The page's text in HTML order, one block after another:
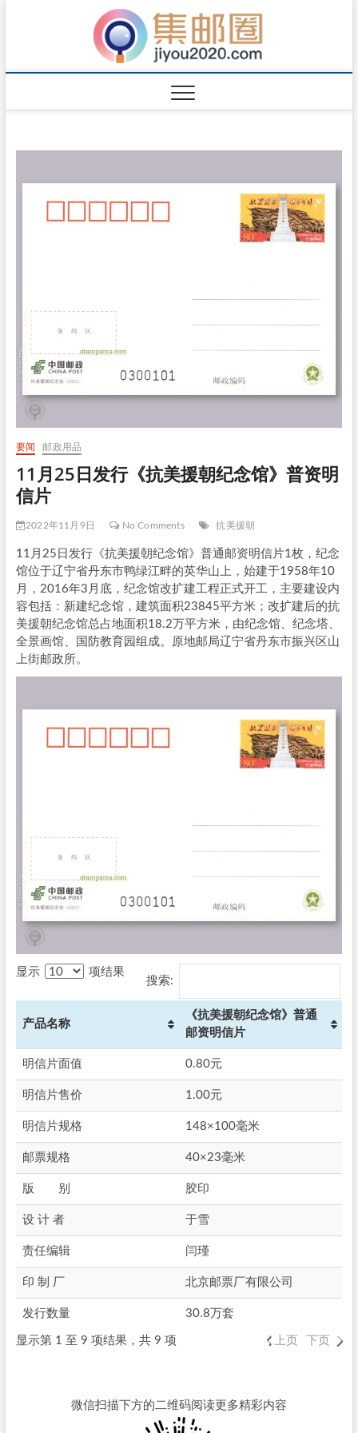
要闻 邮政用品
11月25日发行《抗美援朝纪念馆》普资明
信片
2022年11月9日 No Comments 抗美援朝
11月25日发行《抗美援朝纪念馆》普通邮资明信片1枚，纪念
馆位于辽宁省丹东市鸭绿江畔的英华山上，始建于1958年10
月，2016年3月底，纪念馆改扩建工程正式开工，主要建设内
容包括：新建纪念馆，建筑面积23845平方米；改扩建后的抗
美援朝纪念馆总占地面积18.2万平方米，由纪念馆、纪念塔、
全景画馆、国防教育园组成。原地邮局辽宁省丹东市振兴区山
上街邮政所。
显示 项结果
搜索:
产品名称
《抗美援朝纪念馆》普通
邮资明信片
明信片面值 0.80元
明信片售价 1.00元
明信片规格 148×100毫米
邮票规格 40×23毫米
版 别 胶印
设 计 者 于雪
责任编辑 闫瑾
印 制 厂 北京邮票厂有限公司
发行数量 30.8万套
显示第 1 至 9 项结果，共 9 项 上页 下页
微信扫描下方的二维码阅读更多精彩内容